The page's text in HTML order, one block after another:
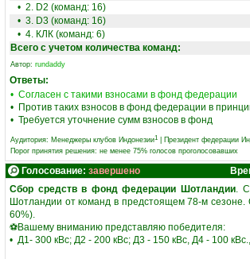
• 2. D2 (команд: 16)
• 3. D3 (команд: 16)
• 4. КЛК (команд: 6)
Всего с учетом количества команд:
Автор: rundaddy
Ответы:
• Согласен с такими взносами в фонд федерации
• Против таких взносов в фонд федерации в
• Требуется уточнение сумм взносов в фонд
Аудитория: Менеджеры клубов Индонезии1 Президент федерации
Порог принятия решения: не менее 75% голосов проголосовавших
Голосование: завершено
Сбор средств в фонд федерации Шотландии.
Шотландии от команд в предстоящем 78-м
60%).
⚽Вашему вниманию представляю победителя:
• Д1- 300 кВс; Д2 - 200 кВс; Д3 - 150 кВс, Д4 - 100